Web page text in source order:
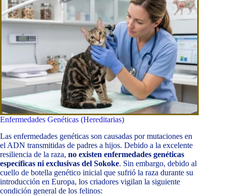
Enfermedades Genéticas (Hereditarias)
Las enfermedades genéticas son causadas por mutaciones en
el ADN transmitidas de padres a hijos. Debido a la excelente
resiliencia de la raza, no existen enfermedades genéticas
específicas ni exclusivas del Sokoke. Sin embargo, debido al
cuello de botella genético inicial que sufrió la raza durante su
introducción en Europa, los criadores vigilan la siguiente
condición general de los felinos: